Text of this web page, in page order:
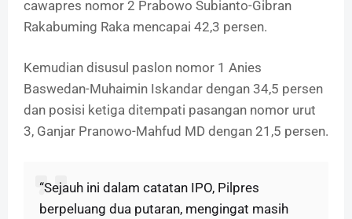
cawapres nomor 2 Prabowo Subianto-Gibran
Rakabuming Raka mencapai 42,3 persen.
Kemudian disusul paslon nomor 1 Anies
Baswedan-Muhaimin Iskandar dengan 34,5 persen
dan posisi ketiga ditempati pasangan nomor urut
3, Ganjar Pranowo-Mahfud MD dengan 21,5 persen.
“Sejauh ini dalam catatan IPO, Pilpres
berpeluang dua putaran, mengingat masih